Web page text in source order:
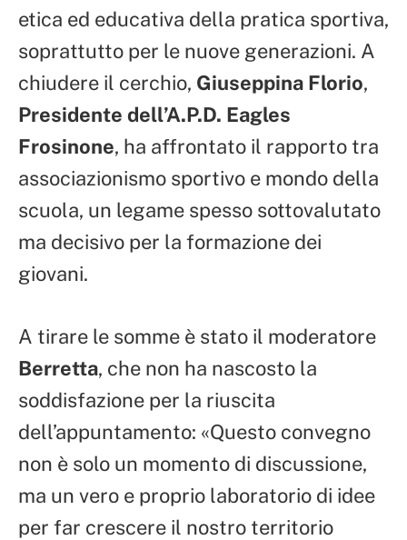
etica ed educativa della pratica sportiva,
soprattutto per le nuove generazioni. A
chiudere il cerchio, Giuseppina Florio,
Presidente dell’A.P.D. Eagles
Frosinone, ha affrontato il rapporto tra
associazionismo sportivo e mondo della
scuola, un legame spesso sottovalutato
ma decisivo per la formazione dei
giovani.
A tirare le somme è stato il moderatore
Berretta, che non ha nascosto la
soddisfazione per la riuscita
dell’appuntamento: «Questo convegno
non è solo un momento di discussione,
ma un vero e proprio laboratorio di idee
per far crescere il nostro territorio